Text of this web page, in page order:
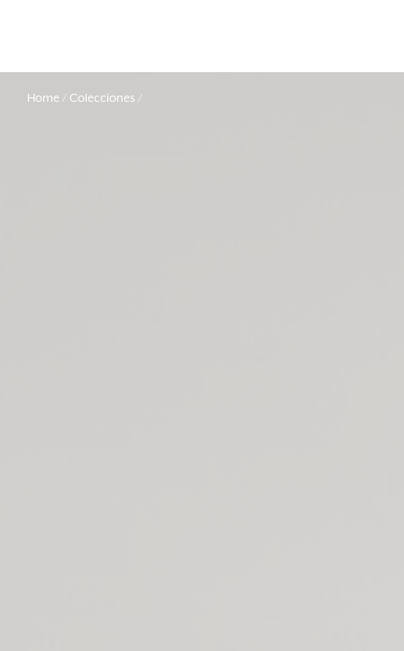
Home Colecciones